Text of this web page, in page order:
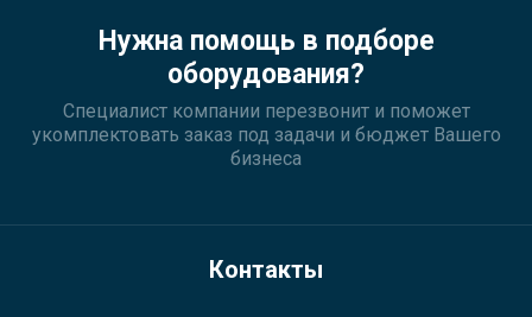
Нужна помощь в подборе
оборудования?
Специалист компании перезвонит и поможет
укомплектовать заказ под задачи и бюджет Вашего
бизнеса
Контакты